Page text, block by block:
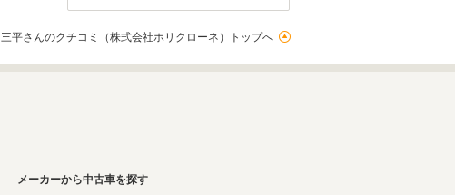
三平さんのクチコミ（株式会社ホリクローネ）トップへ
メーカーから中古車を探す